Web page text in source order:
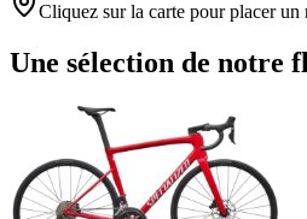
Cliquez sur la carte pour placer un
+
Une sélection de notre